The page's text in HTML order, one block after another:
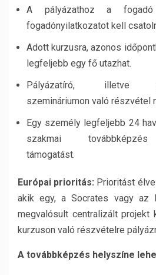
A pályázathoz a
fogadónyilatkozatot kell
Adott kurzusra, azonos
legfeljebb egy fő utazhat.
Pályázatíró, illetve
szemináriumon való részvétel
Egy személy legfeljebb 24
szakmai továbbképzés
támogatást.
Európai prioritás: Prioritást
akik egy, a Socrates vagy az
megvalósult centralizált projekt
kurzuson való részvételre
A továbbképzés helyszíne